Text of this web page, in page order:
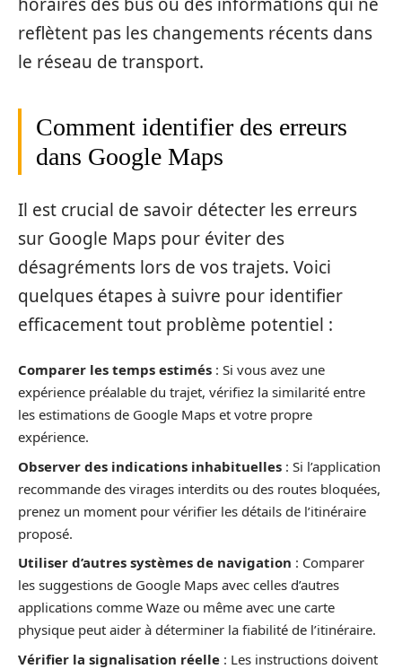
reflètent pas les changements récents dans
le réseau de transport.
Comment identifier des erreurs
dans Google Maps
Il est crucial de savoir détecter les erreurs
sur Google Maps pour éviter des
désagréments lors de vos trajets. Voici
quelques étapes à suivre pour identifier
efficacement tout problème potentiel :
Comparer les temps estimés : Si vous avez une
expérience préalable du trajet, vérifiez la similarité entre
les estimations de Google Maps et votre propre
expérience.
Observer des indications inhabituelles : Si l’application
recommande des virages interdits ou des routes bloquées,
prenez un moment pour vérifier les détails de l’itinéraire
proposé.
Utiliser d’autres systèmes de navigation : Comparer
les suggestions de Google Maps avec celles d’autres
applications comme Waze ou même avec une carte
physique peut aider à déterminer la fiabilité de l’itinéraire.
Vérifier la signalisation réelle : Les instructions doivent